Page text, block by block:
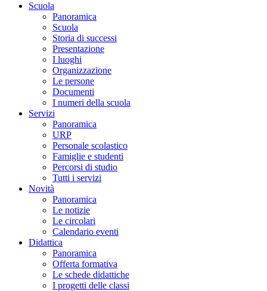
Scuola
Panoramica
Scuola
Storia di successi
Presentazione
I luoghi
Organizzazione
Le persone
Documenti
I numeri della scuola
Servizi
Panoramica
URP
Personale scolastico
Famiglie e studenti
Percorsi di studio
Tutti i servizi
Novità
Panoramica
Le notizie
Le circolari
Calendario eventi
Didattica
Panoramica
Offerta formativa
Le schede didattiche
I progetti delle classi